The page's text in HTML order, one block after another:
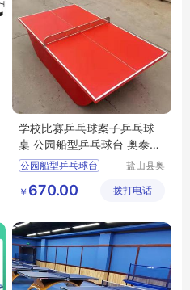
学校比赛乒乓球案子乒乓球
桌 公园船型乒乓球台 奥泰定
做
公园船型乒乓球台
船型乒乓球台奥泰精选
盐山县奥
材厂
￥ 670.00 拨打电话